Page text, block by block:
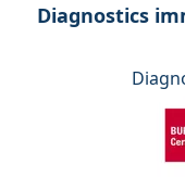
Diagnostics